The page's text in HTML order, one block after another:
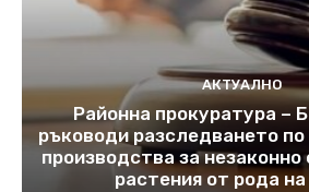
АКТУАЛНО
Районна прокуратура –
ръководи разследването
производства за
растения от рода